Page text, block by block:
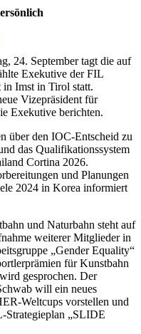
24. September tagt die auf
Exekutive der FIL
in Imst in Tirol statt.
Vizepräsident für
Exekutive berichten.
über den IOC-Entscheid zu
das Qualifikationssystem
Cortina 2026.
und Planungen
2024 in Korea informiert
und Naturbahn steht auf
weiterer Mitglieder in
„Gender Equality“
für Kunstbahn
gesprochen. Der
will ein neues
Weltcups vorstellen und
Strategieplan „SLIDE